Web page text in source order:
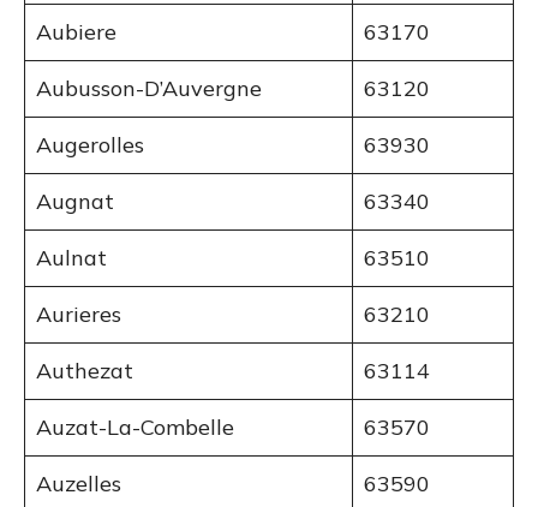
Aubiere 63170
Aubusson-D’Auvergne 63120
Augerolles 63930
Augnat 63340
Aulnat 63510
Aurieres 63210
Authezat 63114
Auzat-La-Combelle 63570
Auzelles 63590